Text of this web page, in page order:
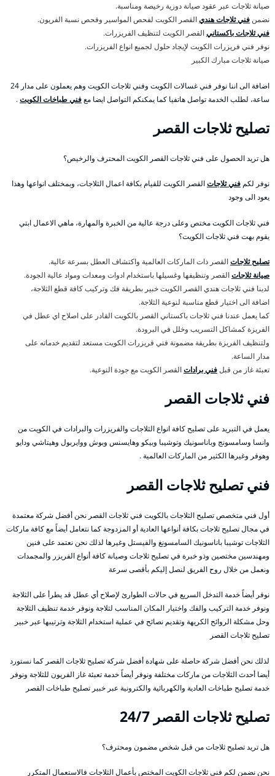
صيانة ثلاجات عبر عقود صيانة دورية رخيصة ومناسبة.
نضمن فني ثلاجات هنديالقصر الكويت لفحص المواسير وفحص نسبة الفريون.
فني ثلاجات باكستانيالقصر الكويت لتنظيف الفريزرات.
نوفر فني فريزرات الكويت لإيجاد حلول لجميع انواع الفريزرات.
صيانة ثلاجات مبارك الكبير
اضافة الى اننا نوفر فني غسالات الكويت وفني ثلاجات الكويت وهم يعملون على مدار 24
ساعة، لطلب الخدمة تواصل هاتفيا كما يمكنكم التواصل ايضا معفني طباخات الكويت.
تصليح ثلاجات القصر
هل تريد الحصول على فني ثلاجات القصر الكويت المحترف والرخيص؟
نوفر لكم فني ثلاجاتالقصر الكويت للقيام بكافة اعمال الثلاجات، وبمختلف انواعها وهذا
يعود الى وجود
فني ثلاجات الكويت مختص وعلى درجة عالية من الخبرة والمهارة، ماهي الاعمال ابتي
يقوم بهت فني ثلاجات الكويت؟
تصليح ثلاجاتالقصر ذات الماركات العالمية واكتشاف العطل بسرعة عالية.
صيانة ثلاجاتالقصر وتنظيفها وغسيلها باستخدام ادوات ومعدات ومواد عالية الجودة.
لدينا فني ثلاجات هندي القصر الكويت خبير بطريقة فك وتركيب كافة قطع الثلاجة،
اضافة الى اختيار قطع مناسبة لنوعية الثلاجة.
كما يعمل عندنا فني ثلاجات باكستاني القصر بالكويت القادر على اصلاح اي عطل في
الفريزة كمشاكل التسريب وخلل في البرودة.
ولتنظيف الفريزة بطريقة مضمونة فني فريزرات الكويت مستعد لتقديم خدماته على
مدار الساعة.
تعبئة غاز من قبلفني براداتالقصر الكويت مع جودة النوعية.
فني ثلاجات القصر
يعمل في التبريد على تصليح كافة انواع الثلاجات والفريزرات والبرادات في الكويت من
وانسا وسامسونج وباناسونيك وتوشيبا وبيكو وهايسنس وبوش ووايربول وهيتاشي ودايو
وهوفر وغيرها الكثير من الماركات العالمية .
فني تصليح ثلاجات القصر
أول فني متخصص تصليح الثلاجات بالكويت فني ثلاجات القصر نحن أفضل شركة معتمدة
في مجال تصليح ثلاجات بكافة أنواعها العادية أو المزدوجة كما نتعامل أيضاً مع كافة ماركات
الثلاجات توشيبا باناسونيك السامسونغ والفيستل وغيرها لذلك نحن نعتمد على فنين
ومهندسين مختصين وذو خبرة في تصليح ثلاجات وصيانة كافة أنواع الفريزر والمجمدات
ونعمل من خلال روح الفريق لنصل إليكم بأقصى سرعة
نوفر أيضاً خدمة التدخل السريع في حالات الطوارئ لإصلاح أي عطل قد يطرأ على الثلاجة
ونوفر خدمة التركيب والفك واختيار المكان المناسب لثلاجة ونوفر خدمة تنظيف الثلاجة
وحل مشكلة الروائح الكريهة وتقديم نصائح في عملية استخدام الثلاجة وترتيبها عبر خبير
تصليح ثلاجات القصر
لذلك نحن أفضل شركة حاصلة على شهادة أفضل شركة تصليح ثلاجات القصر كما نستورد
أيضا أحدث الثلاجات من ماركات مختلفة ونوفر أيضاً خدمة تعبئة غاز الفريون للثلاجة ونوفر
خدمة تصليح طباخات العادية والكهربائية والكترونية عبر خبير تصليح طباخات القصر
تصليح ثلاجات القصر 24/7
هل تريد تصليح ثلاجات من قبل شخص مضمون ومحترف؟
نحن نضمن لكم فني ثلاجات الكويت المختص بأعمال الثلاجات فالاستعمال المتكرر